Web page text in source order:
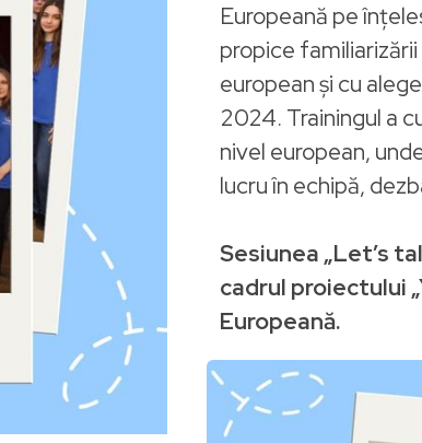
Europeană pe
propice
european și cu
2024. Trainingul a
nivel european,
lucru în echipă,
Sesiunea „Let’s
cadrul proiectului
Europeană.